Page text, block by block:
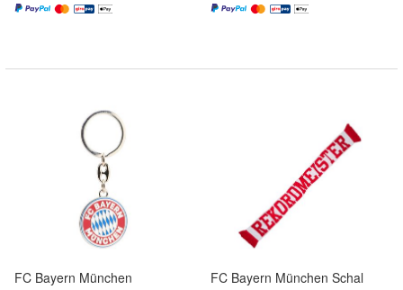
FC Bayern München
FC Bayern München Schal